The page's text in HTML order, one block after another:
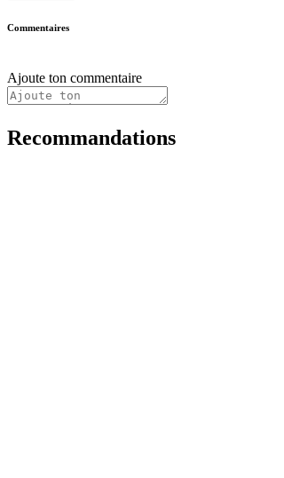
Commentaires
Ajoute ton commentaire
Recommandations